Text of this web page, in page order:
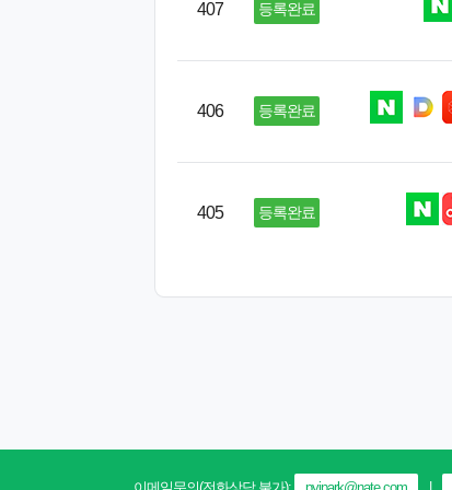
407 등록완료
406 등록완료
405 등록완료